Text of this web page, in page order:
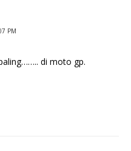
PM
di moto gp.